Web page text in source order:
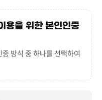
용을 위한 본인인증
방식 중 하나를 선택하여